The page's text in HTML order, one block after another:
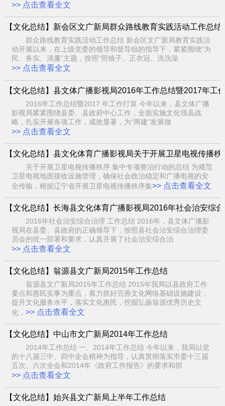
>> 点击查看全文
【文化总结】新会区文广新局群众路线教育实践活动工作总结
群众路线教育实践活动工作总结 新会区文广新局教育实践活
动开展以来，在上级党委的领导和督导组的指导下，紧紧围绕“为
民、务实、清廉”主题，按照“照镜子、正衣冠、洗洗澡
>> 点击查看全文
【文化总结】县文体广播影视局2016年工作总结暨2017年工
2016年工作总结暨2017 年工作打算 今年以来，县文体广播
影视局紧紧围绕县委、县政府中心工作，全面实施文化强县战
略，扎实开展各项工作，成效显著，为“两建”发展做
>> 点击查看全文
【文化总结】县文化体育广播影视局关于开展卫星电视传播
关于开展卫星电视传播秩序 集中专项整治行动的总结 为规范
卫星电视地面接收设施管理，确保社会政治稳定和广播电视的安
全传输，根据辽宁省开展卫星电视传播秩序集>> 点击查看全文
【文化总结】长海县文化体育广播影视局2016年社会治安综
2016年社会治安综合治理 工作总结 2016年，县文体广播影
视局在县委、县政府的正确领导下，按照县社会治安综合治理委
员会的统一部署和要求，认真开展了社会治安综合治
>> 点击查看全文
【文化总结】翁源县文广新局2015年工作总结
翁源县文广新局2015年工作总结 2015年我局以县政府工作
要点和惠民实事为重点，着力抓好完善文化网络基础设施建设，
提升文化服务水平，落实文化惠民，挖掘弘扬翁源优秀历史文
化， >> 点击查看全文
【文化总结】中山市文广新局2014年工作总结
2014年工作总结 一、2014年工作总结 今年以来，我局以党
的十八届三中、四中全会精神为指导，认真贯彻落实市委十三届
五次、六次全会和2014年《政府工作报告》的要求和部
>> 点击查看全文
【文化总结】始兴县文广新局上半年工作总结